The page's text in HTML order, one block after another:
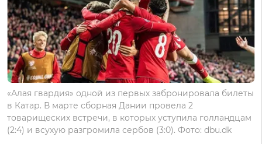
«Алая гвардия» одной из первых забронировала билеты
в Катар. В марте сборная Дании провела 2
товарищеских встречи, в которых уступила голландцам
(2:4) и всухую разгромила сербов (3:0). Фото: dbu.dk